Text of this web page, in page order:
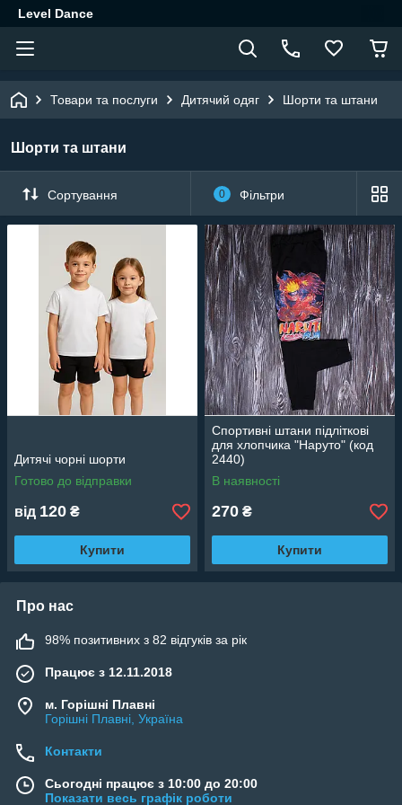
Level Dance
Товари та послуги Дитячий одяг Шорти та штани
Шорти та штани
Сортування 0 Фільтри
Дитячі чорні шорти
Готово до відправки
від 120 ₴
Купити
Спортивні штани підліткові
для хлопчика "Наруто" (код
2440)
В наявності
270 ₴
Купити
Про нас
98% позитивних з 82 відгуків за рік
Працює з 12.11.2018
м. Горішні Плавні
Горішні Плавні, Україна
Контакти
Сьогодні працює з 10:00 до 20:00
Показати весь графік роботи